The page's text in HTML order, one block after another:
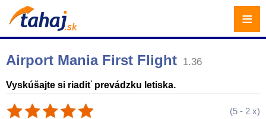
Airport Mania First Flight 1.36
Vyskúšajte si riadiť prevádzku letiska.
(5 - 2 x)
≡